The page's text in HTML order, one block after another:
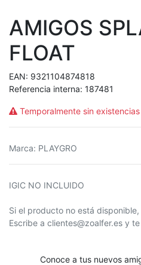
AMIGOS
FLOAT
EAN: 9321104874818
Referencia interna: 187481
Temporalmente sin existencias
Marca: PLAYGRO
IGIC NO INCLUIDO
Si el producto no está
Escribe a clientes@zoalfer.es y
Conoce a tus nuevos